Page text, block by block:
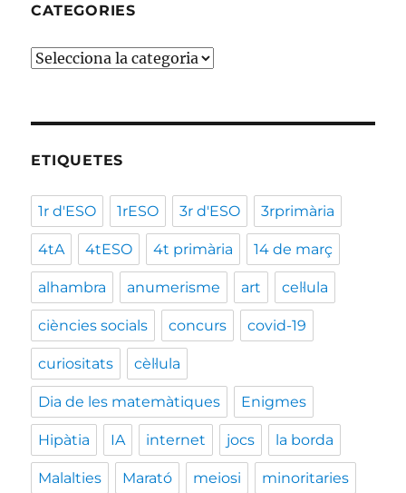
CATEGORIES
Categories
ETIQUETES
1r d'ESO 1rESO 3r d'ESO 3rprimària
4tA 4tESO 4t primària 14 de març
alhambra anumerisme art cel·lula
ciències socials concurs covid-19
curiositats cèl·lula
Dia de les matemàtiques Enigmes
Hipàtia IA internet jocs la borda
Malalties Marató meiosi minoritaries